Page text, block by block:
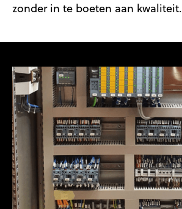
zonder in te boeten aan kwaliteit.